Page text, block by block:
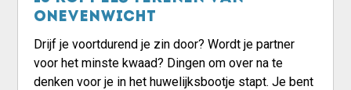
onevenwicht
Drijf je voortdurend je zin door? Wordt je partner
voor het minste kwaad? Dingen om over na te
denken voor je in het huwelijksbootje stapt. Je bent